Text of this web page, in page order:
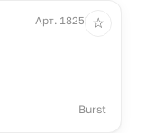
Арт. 18255.30
Burst
☆